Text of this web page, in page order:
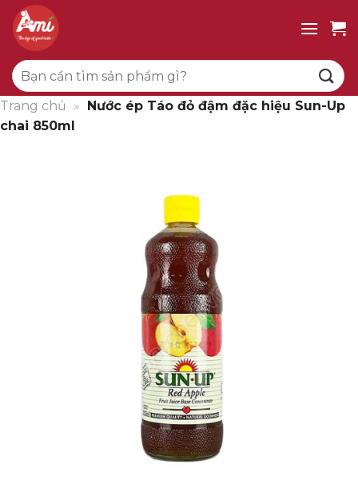
qua
dung
Tìm
kiếm:
Trang chủ » Nước ép Táo đỏ đậm đặc hiệu Sun-Up
chai 850ml